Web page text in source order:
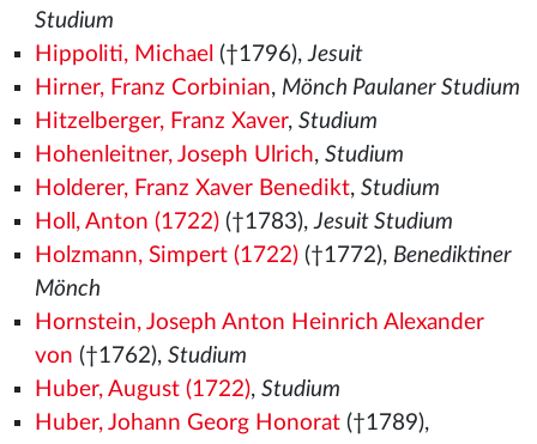
Studium
Hippoliti, Michael (†1796),Jesuit
Hirner, Franz Corbinian, Mönch Paulaner Studium
Hitzelberger, Franz Xaver, Studium
Hohenleitner, Joseph Ulrich, Studium
Holderer, Franz Xaver Benedikt, Studium
Holl, Anton (1722)(†1783),Jesuit Studium
Holzmann, Simpert (1722)(†1772), Benediktiner
Mönch
Hornstein, Joseph Anton Heinrich Alexander
von (†1762), Studium
Huber, August (1722), Studium
Huber, Johann Georg Honorat(†1789),